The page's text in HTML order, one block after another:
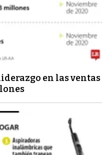
en las ventas